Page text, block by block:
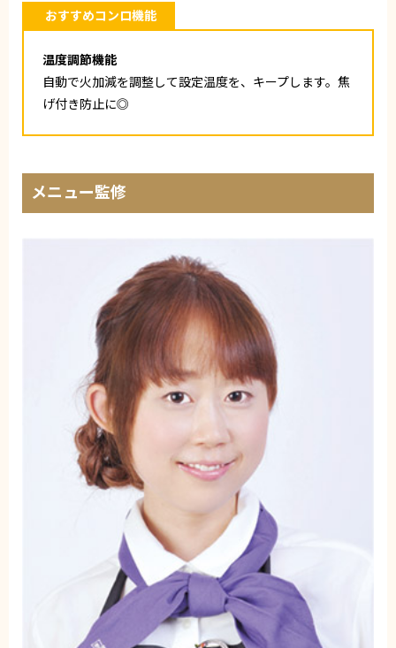
おすすめコンロ機能
温度調節機能
自動で火加減を調整して設定温度を、キープします。焦
げ付き防止に◎
メニュー監修